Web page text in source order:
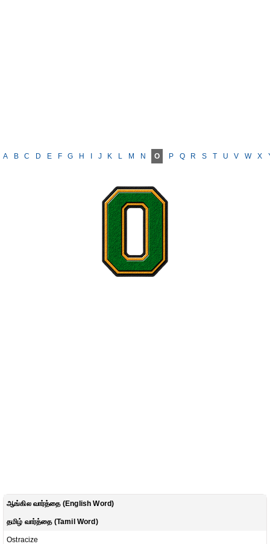
A B C D E F G H J K L M N O P Q R S T U V W X
ஆங்கில வார்த்தை (English Word)
தமிழ் வார்த்தை (Tamil Word)
Ostracize